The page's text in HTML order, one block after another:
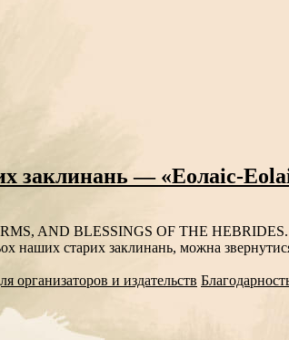
заклинань — «Еолаіс-
AND BLESSINGS OF THE
наших старих заклинань, можна
организаторов и издательств